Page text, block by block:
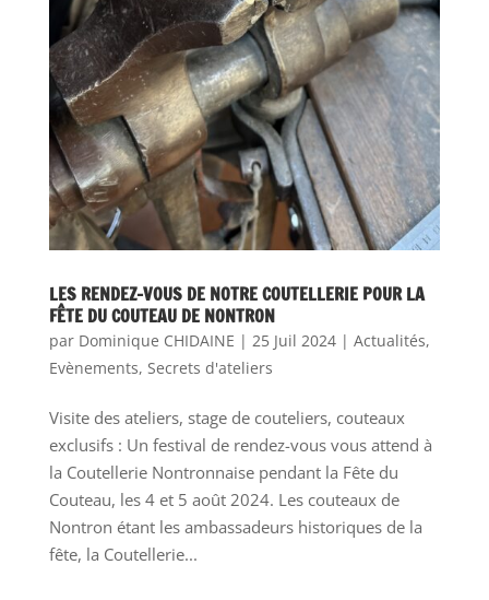
LES RENDEZ-VOUS DE NOTRE COUTELLERIE POUR LA
FÊTE DU COUTEAU DE NONTRON
par Dominique CHIDAINE | 25 Juil 2024| Actualités,
Evènements, Secrets d'ateliers
Visite des ateliers, stage de couteliers, couteaux
exclusifs : Un festival de rendez-vous vous attend à
la Coutellerie Nontronnaise pendant la Fête du
Couteau, les 4 et 5 août 2024. Les couteaux de
Nontron étant les ambassadeurs historiques de la
fête, la Coutellerie...